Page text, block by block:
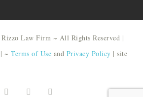
Law Firm ~ All Rights Reserved |
| ~Terms of Use and Privacy Policy | site